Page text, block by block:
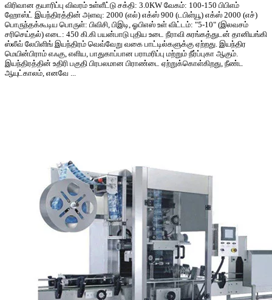
விரிவான தயாரிப்பு விவரம் உள்ளீட்டு சக்தி: 3.0KW வேகம்: 100-150 பிபிஎம்
ஹோஸ்ட் இயந்திரத்தின் அளவு: 2000 (எல்) எக்ஸ் 900 (டபிள்யூ) எக்ஸ் 2000 (எச்)
பொருந்தக்கூடிய பொருள்: பிவிசி, பிஇடி, ஓபிஎஸ் உள் விட்டம்: "5-10" (இலவசம்
சரிசெய்தல்) எடை: 450 கி.கி பயன்பாடு புதிய உடை நீராவி சுரங்கத்துடன் தானியங்கி
ஸ்லீவ் லேபிளிங் இயந்திரம் வெவ்வேறு வகை பாட்டில்களுக்கு ஏற்றது. இயந்திர
மெயின்பிராம் எஃகு, எளிய, பாதுகாப்பான பராமரிப்பு மற்றும் நீர்ப்புகா ஆகும்.
இயந்திரத்தின் உதிரி பகுதி பிரபலமான பிராண்டை ஏற்றுக்கொள்கிறது, நீண்ட
ஆயுட்காலம், எனவே ...